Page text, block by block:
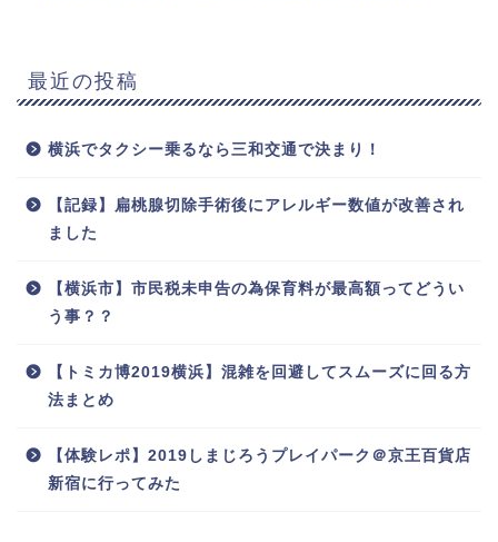
最近の投稿
横浜でタクシー乗るなら三和交通で決まり！
【記録】扁桃腺切除手術後にアレルギー数値が改善され
ました
【横浜市】市民税未申告の為保育料が最高額ってどうい
う事？？
【トミカ博2019横浜】混雑を回避してスムーズに回る方
法まとめ
【体験レポ】2019しまじろうプレイパーク＠京王百貨店
新宿に行ってみた